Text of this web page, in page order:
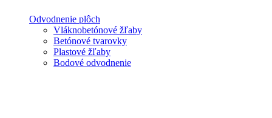
Odvodnenie plôch
Vláknobetónové žľaby
Betónové tvarovky
Plastové žľaby
Bodové odvodnenie